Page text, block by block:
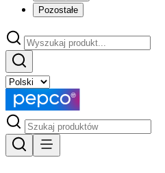
Pozostałe